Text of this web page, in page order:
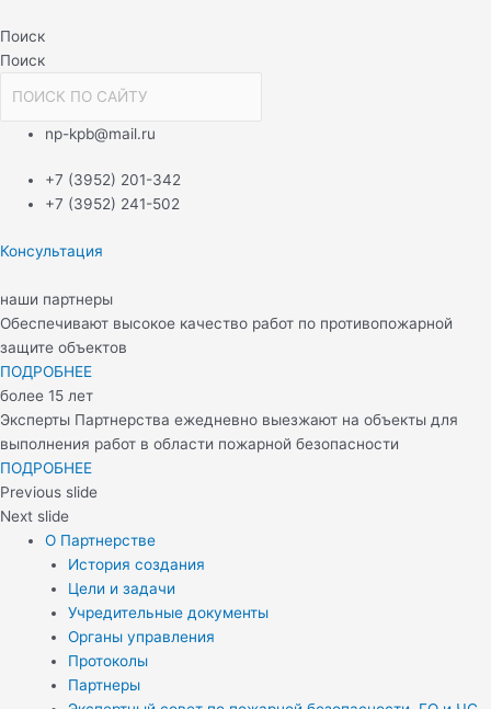
к
содержимому
Поиск
Поиск
np-kpb@mail.ru
+7 (3952) 201-342
+7 (3952) 241-502
Консультация
наши партнеры
Обеспечивают высокое качество работ по противопожарной
защите объектов
ПОДРОБНЕЕ
более 15 лет
Эксперты Партнерства ежедневно выезжают на объекты для
выполнения работ в области пожарной безопасности
ПОДРОБНЕЕ
Previous slide
Next slide
О Партнерстве
История создания
Цели и задачи
Учредительные документы
Органы управления
Протоколы
Партнеры
по
записям